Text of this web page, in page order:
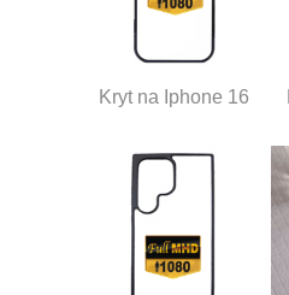
Kryt na Iphone 16